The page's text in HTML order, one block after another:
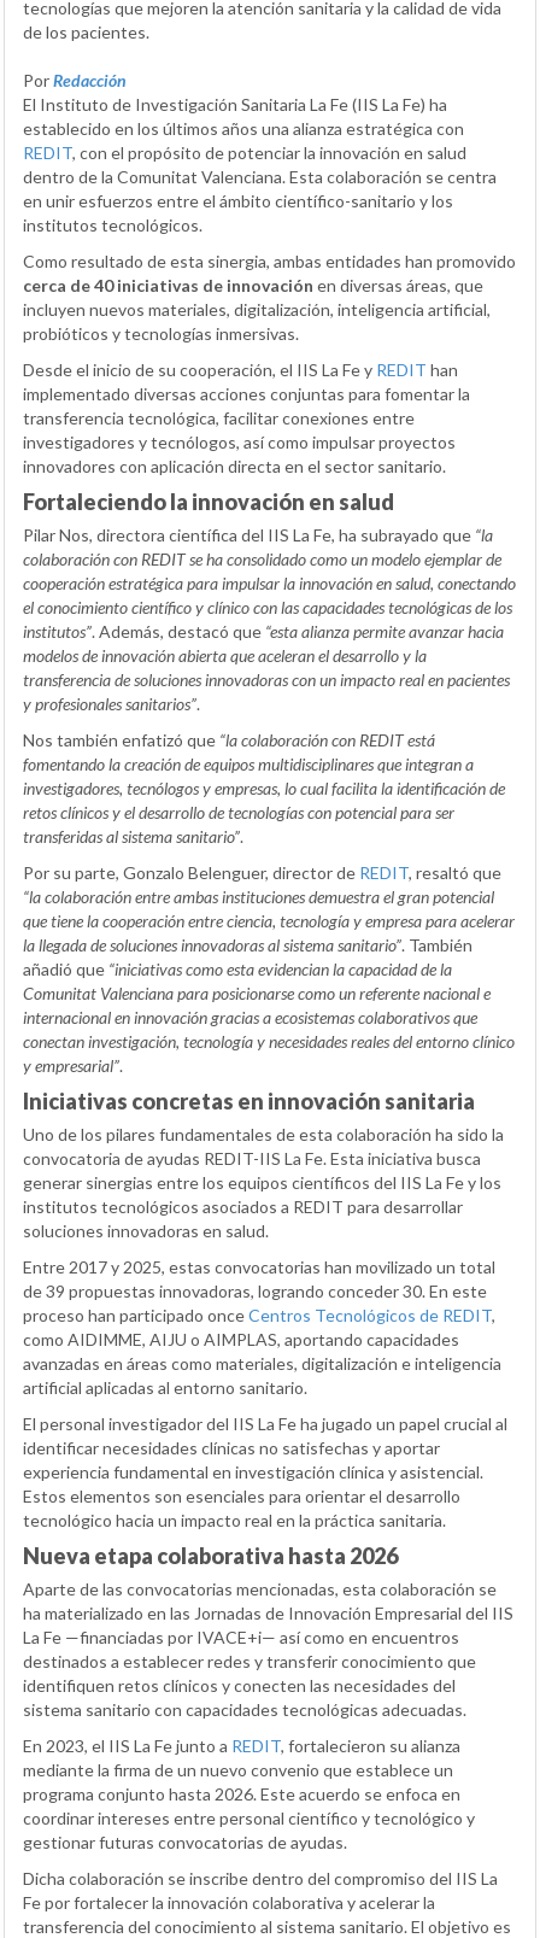
tecnologías que mejoren la atención sanitaria y la calidad de vida
de los pacientes.
PorRedacción
El Instituto de Investigación Sanitaria La Fe (IIS La Fe) ha
establecido en los últimos años una alianza estratégica con
REDIT, con el propósito de potenciar la innovación en salud
dentro de la Comunitat Valenciana. Esta colaboración se centra
en unir esfuerzos entre el ámbito científico-sanitario y los
institutos tecnológicos.
Como resultado de esta sinergia, ambas entidades han promovido
cerca de 40 iniciativas de innovación en diversas áreas, que
incluyen nuevos materiales, digitalización, inteligencia artificial,
probióticos y tecnologías inmersivas.
Desde el inicio de su cooperación, el IIS La Fe y REDIT han
implementado diversas acciones conjuntas para fomentar la
transferencia tecnológica, facilitar conexiones entre
investigadores y tecnólogos, así como impulsar proyectos
innovadores con aplicación directa en el sector sanitario.
Fortaleciendo la innovación en salud
Pilar Nos, directora científica del IIS La Fe, ha subrayado que “la
colaboración con REDIT se ha consolidado como un modelo ejemplar de
cooperación estratégica para impulsar la innovación en salud, conectando
el conocimiento científico y clínico con las capacidades tecnológicas de los
institutos”. Además, destacó que “esta alianza permite avanzar hacia
modelos de innovación abierta que aceleran el desarrollo y la
transferencia de soluciones innovadoras con un impacto real en pacientes
y profesionales sanitarios”.
Nos también enfatizó que “la colaboración con REDIT está
fomentando la creación de equipos multidisciplinares que integran a
investigadores, tecnólogos y empresas, lo cual facilita la identificación de
retos clínicos y el desarrollo de tecnologías con potencial para ser
transferidas al sistema sanitario”.
Por su parte, Gonzalo Belenguer, director de REDIT, resaltó que
“la colaboración entre ambas instituciones demuestra el gran potencial
que tiene la cooperación entre ciencia, tecnología y empresa para acelerar
la llegada de soluciones innovadoras al sistema sanitario”. También
añadió que “iniciativas como esta evidencian la capacidad de la
Comunitat Valenciana para posicionarse como un referente nacional e
internacional en innovación gracias a ecosistemas colaborativos que
conectan investigación, tecnología y necesidades reales del entorno clínico
y empresarial”.
Iniciativas concretas en innovación sanitaria
Uno de los pilares fundamentales de esta colaboración ha sido la
convocatoria de ayudas REDIT-IIS La Fe. Esta iniciativa busca
generar sinergias entre los equipos científicos del IIS La Fe y los
institutos tecnológicos asociados a REDIT para desarrollar
soluciones innovadoras en salud.
Entre 2017 y 2025, estas convocatorias han movilizado un total
de 39 propuestas innovadoras, logrando conceder 30. En este
proceso han participado onceCentros Tecnológicos de REDIT,
como AIDIMME, AIJU o AIMPLAS, aportando capacidades
avanzadas en áreas como materiales, digitalización e inteligencia
artificial aplicadas al entorno sanitario.
El personal investigador del IIS La Fe ha jugado un papel crucial al
identificar necesidades clínicas no satisfechas y aportar
experiencia fundamental en investigación clínica y asistencial.
Estos elementos son esenciales para orientar el desarrollo
tecnológico hacia un impacto real en la práctica sanitaria.
Nueva etapa colaborativa hasta 2026
Aparte de las convocatorias mencionadas, esta colaboración se
ha materializado en las Jornadas de Innovación Empresarial del IIS
La Fe —financiadas por IVACE+i— así como en encuentros
destinados a establecer redes y transferir conocimiento que
identifiquen retos clínicos y conecten las necesidades del
sistema sanitario con capacidades tecnológicas adecuadas.
En 2023, el IIS La Fe junto a REDIT, fortalecieron su alianza
mediante la firma de un nuevo convenio que establece un
programa conjunto hasta 2026. Este acuerdo se enfoca en
coordinar intereses entre personal científico y tecnológico y
gestionar futuras convocatorias de ayudas.
Dicha colaboración se inscribe dentro del compromiso del IIS La
Fe por fortalecer la innovación colaborativa y acelerar la
transferencia del conocimiento al sistema sanitario. El objetivo es